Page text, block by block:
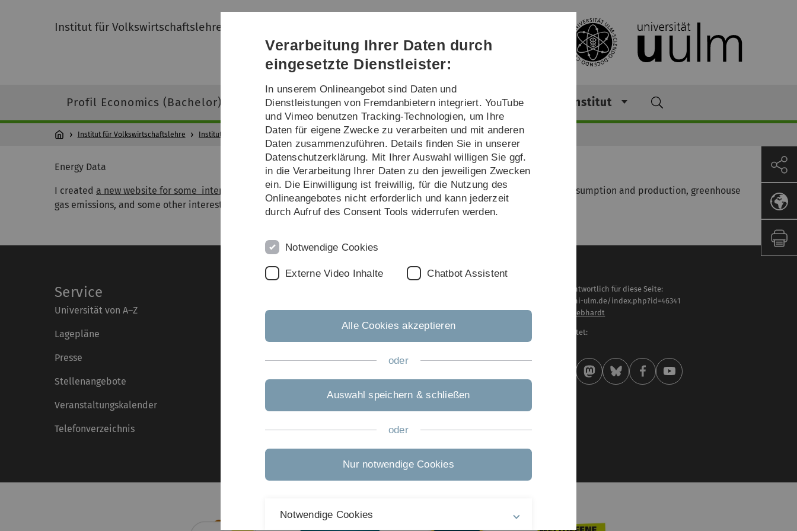
Direkt
Direkt
Direkt
(Sprache,
Drucken,
Social
Direkt
Direkt
Institut für Volkswirtschaftslehre
Profil Economics (Bachelor) Profil Economics (Master) Forschung und Lehre Institut
Institut für Volkswirtschaftslehre Institut Mitarbeiter Prof. Dr. Kranz Exploring Energy and Environmental Data
Energy Data
I created a new website for some interactive figuresthat give some insights into global and German trends of energy consumption and production, greenhouse
gas emissions, and some other interesting data. You need to activate a Flash Player Plugin.
Service
Universität von A–Z
Lagepläne
Presse
Stellenangebote
Veranstaltungskalender
Telefonverzeichnis
Impressum
Barrierefreiheit
Gebärdensprache
Inhaltlich verantwortlich für diese Seite:
https://www.uni-ulm.de/index.php?id=46341
Prof. Dr. Georg Gebhardt
Zuletzt bearbeitet:
04 . Juli 2019
Verarbeitung Ihrer Daten durch
eingesetzte Dienstleister:
In unserem Onlineangebot sind Daten und
Dienstleistungen von Fremdanbietern integriert. YouTube
und Vimeo benutzen Tracking-Technologien, um Ihre
Daten für eigene Zwecke zu verarbeiten und mit anderen
Daten zusammenzuführen. Details finden Sie in unserer
Datenschutzerklärung. Mit Ihrer Auswahl willigen Sie ggf.
in die Verarbeitung Ihrer Daten zu den jeweiligen Zwecken
ein. Die Einwilligung ist freiwillig, für die Nutzung des
Onlineangebotes nicht erforderlich und kann jederzeit
durch Aufruf des Consent Tools widerrufen werden.
Notwendige Cookies
Externe Video Inhalte Chatbot Assistent
Alle Cookies akzeptieren
oder
Auswahl speichern & schließen
oder
Nur notwendige Cookies
Notwendige Cookies